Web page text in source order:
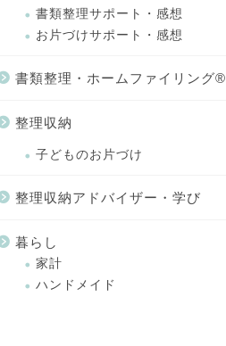
書類整理サポート・感想
お片づけサポート・感想
書類整理・ホームファイリング®
整理収納
子どものお片づけ
整理収納アドバイザー・学び
暮らし
家計
ハンドメイド